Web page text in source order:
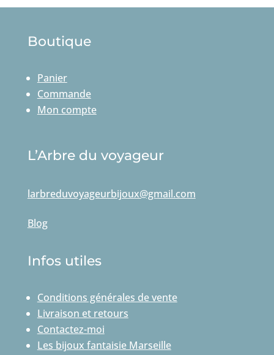
Boutique
Panier
Commande
Mon compte
L’Arbre du voyageur
larbreduvoyageurbijoux@gmail.com
Blog
Infos utiles
Conditions générales de vente
Livraison et retours
Contactez-moi
Les bijoux fantaisie Marseille